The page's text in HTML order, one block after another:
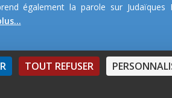
également la parole sur Judaïques
TOUT REFUSER